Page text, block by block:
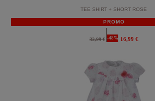
TEE SHIRT + SHORT ROSE
PROMO
32,99 € -48% 16,99 €